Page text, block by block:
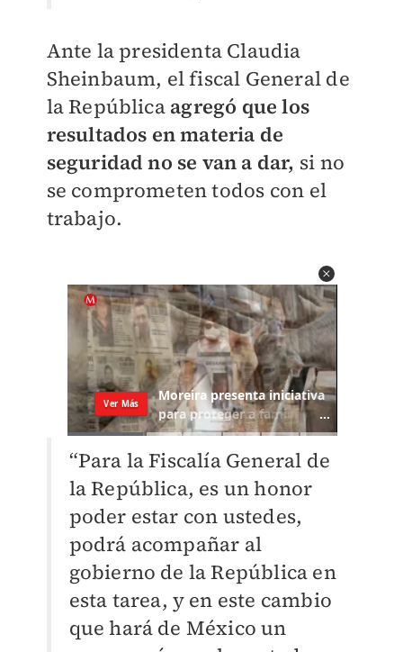
Ante la presidenta Claudia
Sheinbaum, el fiscal General de
la República agregó que los
resultados en materia de
seguridad no se van a dar, si no
se comprometen todos con el
trabajo.
“Para la Fiscalía General de
la República, es un honor
poder estar con ustedes,
podrá acompañar al
gobierno de la República en
esta tarea, y en este cambio
que hará de México un